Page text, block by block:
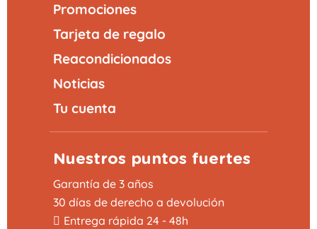
Promociones
Tarjeta de regalo
Reacondicionados
Noticias
Tu cuenta
Nuestros puntos fuertes
Garantía de 3 años
30 días de derecho a devolución
Entrega rápida 24 - 48h